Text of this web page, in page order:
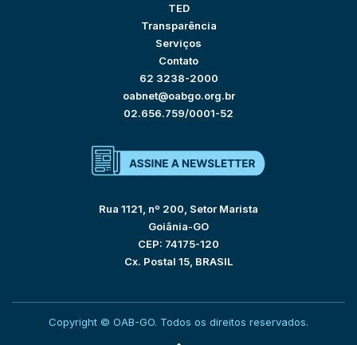
TED
Transparência
Serviços
Contato
62 3238-2000
oabnet@oabgo.org.br
02.656.759/0001-52
Rua 1121, nº 200, Setor Marista
Goiânia-GO
CEP: 74175-120
Cx. Postal 15, BRASIL
Copyright © OAB-GO. Todos os direitos reservados.